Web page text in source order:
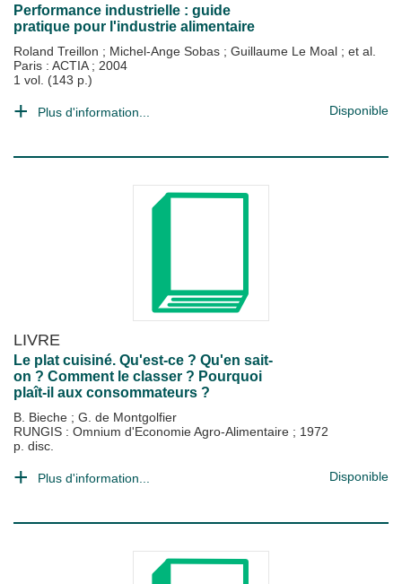
Performance industrielle : guide
pratique pour l'industrie alimentaire
Roland Treillon ; Michel-Ange Sobas ; Guillaume Le Moal ; et al.
Paris : ACTIA ; 2004
1 vol. (143 p.)
Plus d'information... Disponible
LIVRE
Le plat cuisiné. Qu'est-ce ? Qu'en sait-
on ? Comment le classer ? Pourquoi
plaît-il aux consommateurs ?
B. Bieche ; G. de Montgolfier
RUNGIS : Omnium d'Economie Agro-Alimentaire ; 1972
p. disc.
Plus d'information... Disponible